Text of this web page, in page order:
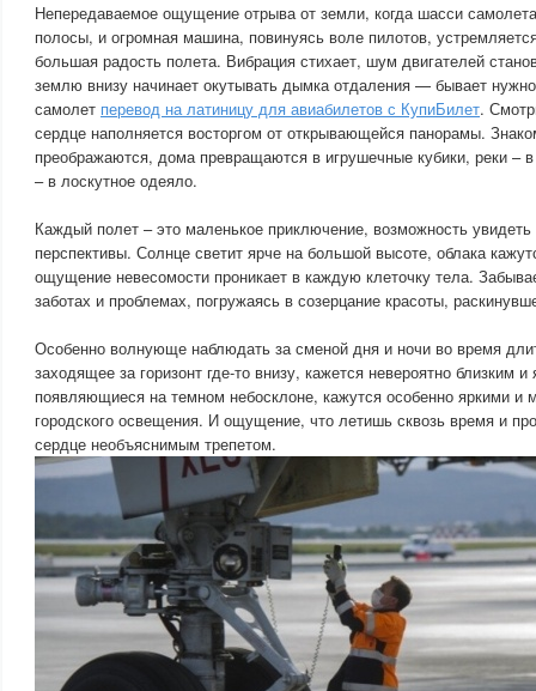
Непередаваемое ощущение отрыва от земли, когда шасси
полосы, и огромная машина, повинуясь воле пилотов,
большая радость полета. Вибрация стихает, шум двигателей
землю внизу начинает окутывать дымка отдаления — бывает
самолет перевод на латиницу для авиабилетов с КупиБилет.
сердце наполняется восторгом от открывающейся панорамы.
преображаются, дома превращаются в игрушечные кубики, реки –
– в лоскутное одеяло.
Каждый полет – это маленькое приключение, возможность
перспективы. Солнце светит ярче на большой высоте, облака
ощущение невесомости проникает в каждую клеточку тела.
заботах и проблемах, погружаясь в созерцание красоты,
Особенно волнующе наблюдать за сменой дня и ночи во время
заходящее за горизонт где-то внизу, кажется невероятно близким
появляющиеся на темном небосклоне, кажутся особенно яркими
городского освещения. И ощущение, что летишь сквозь время и
сердце необъяснимым трепетом.